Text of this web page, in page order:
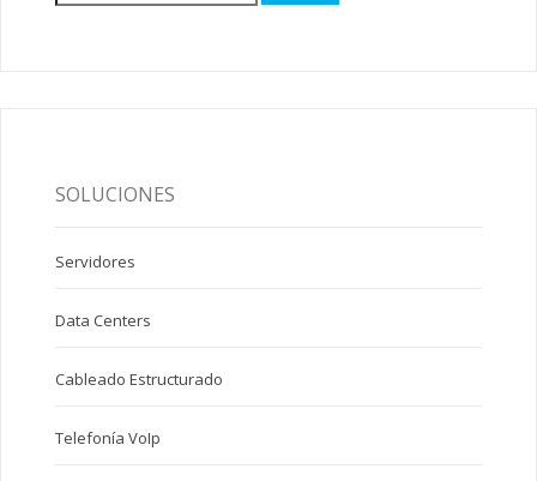
SOLUCIONES
Servidores
Data Centers
Cableado Estructurado
Telefonía VoIp